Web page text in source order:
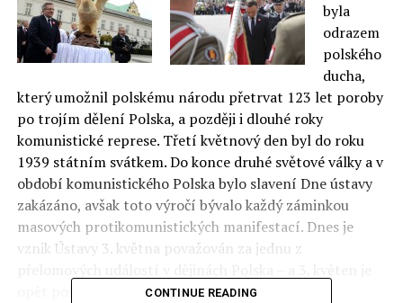
byla
odrazem
polského
ducha,
který umožnil polskému národu přetrvat 123 let poroby
po trojím dělení Polska, a později i dlouhé roky
komunistické represe. Třetí květnový den byl do roku
1939 státním svátkem. Do konce druhé světové války a v
období komunistického Polska bylo slavení Dne ústavy
zakázáno, avšak toto výročí bývalo každý záminkou
masových protikomunistických manifestací. Dnes je
vznik Ústavy 3. května považován za jednu z
opět polským státním svátkem.
CONTINUE READING